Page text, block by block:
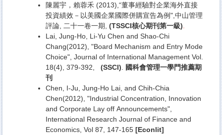
陳麗宇，賴蓉禾 (2013),“董事經驗對企業海外直接
投資績效－以美國企業國際併購宣告為例" ,中山管理
評論, 二十一卷一期, (TSSCI核心期刊第一級)
Lai, Jung-Ho, Li-Yu Chen and Shao-Chi
Chang(2012), "Board Mechanism and Entry Mode
Choice", Journal of International Management Vol.
18(4), 379-392, (SSCI)
國科會管理一學門推薦期
刊
Chen, I-Ju, Jung-Ho Lai, and Chih-Chia
Chen(2012), "Industrial Concentration, Innovation
and Corporate Lay off Announcements",
International Research Journal of Finance and
Economics, Vol 87, 147-165 [Econlit]